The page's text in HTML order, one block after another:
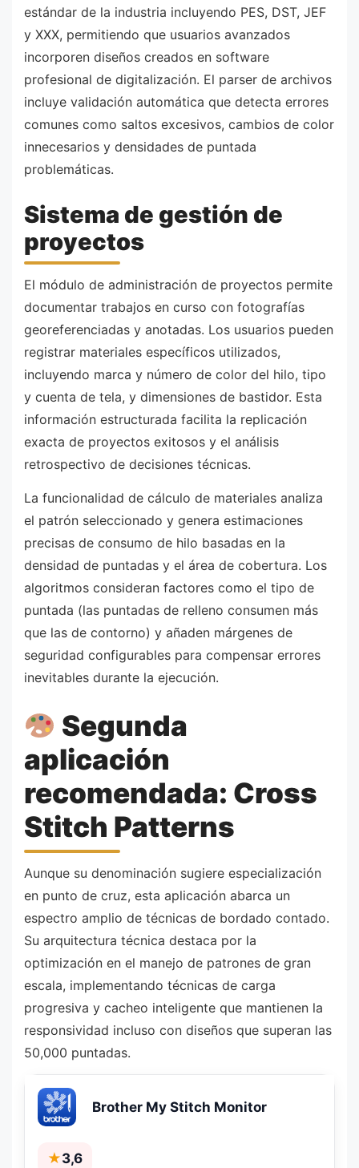
estándar de la industria incluyendo PES, DST, JEF
y XXX, permitiendo que usuarios avanzados
incorporen diseños creados en software
profesional de digitalización. El parser de archivos
incluye validación automática que detecta errores
comunes como saltos excesivos, cambios de color
innecesarios y densidades de puntada
problemáticas.
Sistema de gestión de
proyectos
El módulo de administración de proyectos permite
documentar trabajos en curso con fotografías
georeferenciadas y anotadas. Los usuarios pueden
registrar materiales específicos utilizados,
incluyendo marca y número de color del hilo, tipo
y cuenta de tela, y dimensiones de bastidor. Esta
información estructurada facilita la replicación
exacta de proyectos exitosos y el análisis
retrospectivo de decisiones técnicas.
La funcionalidad de cálculo de materiales analiza
el patrón seleccionado y genera estimaciones
precisas de consumo de hilo basadas en la
densidad de puntadas y el área de cobertura. Los
algoritmos consideran factores como el tipo de
puntada (las puntadas de relleno consumen más
que las de contorno) y añaden márgenes de
seguridad configurables para compensar errores
inevitables durante la ejecución.
Segunda
aplicación
recomendada: Cross
Stitch Patterns
Aunque su denominación sugiere especialización
en punto de cruz, esta aplicación abarca un
espectro amplio de técnicas de bordado contado.
Su arquitectura técnica destaca por la
optimización en el manejo de patrones de gran
escala, implementando técnicas de carga
progresiva y cacheo inteligente que mantienen la
responsividad incluso con diseños que superan las
50,000 puntadas.
Brother My Stitch Monitor
★3,6